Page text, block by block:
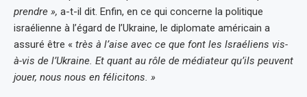
prendre », a-t-il dit. Enfin, en ce qui concerne la politique
israélienne à l’égard de l’Ukraine, le diplomate américain a
assuré être « très à l’aise avec ce que font les Israéliens vis-
à-vis de l’Ukraine. Et quant au rôle de médiateur qu’ils peuvent
jouer, nous nous en félicitons. »